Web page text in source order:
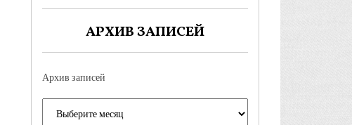
АРХИВ ЗАПИСЕЙ
Архив записей